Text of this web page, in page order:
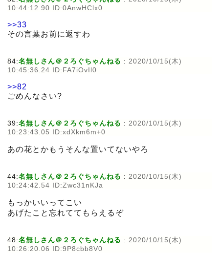
10:44:12.90 ID:0AnwHClx0
>>33
その言葉お前に返すわ
84:名無しさん＠２ろぐちゃんねる : 2020/10/15(木)
10:45:36.24 ID:FA7iOvIl0
>>82
ごめんなさい?
39:名無しさん＠２ろぐちゃんねる : 2020/10/15(木)
10:23:43.05 ID:xdXkm6m+0
あの花とかもうそんな置いてないやろ
44:名無しさん＠２ろぐちゃんねる : 2020/10/15(木)
10:24:42.54 ID:Zwc31nKJa
もっかいいってこい
あげたこと忘れててもらえるぞ
48:名無しさん＠２ろぐちゃんねる : 2020/10/15(木)
10:26:20.06 ID:9P8cbb8V0